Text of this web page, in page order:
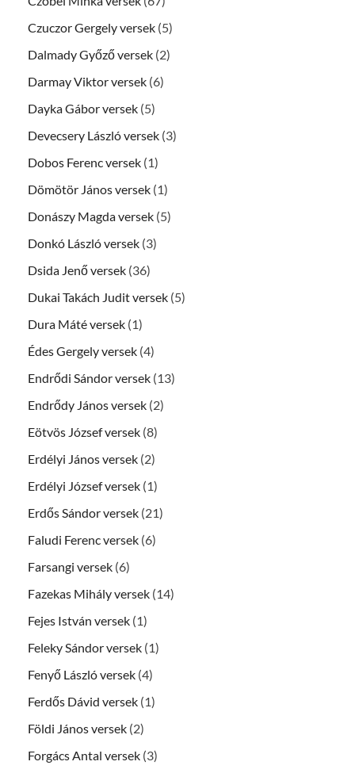
Czuczor Gergely versek (5)
Dalmady Győző versek (2)
Darmay Viktor versek (6)
Dayka Gábor versek (5)
Devecsery László versek (3)
Dobos Ferenc versek (1)
Dömötör János versek (1)
Donászy Magda versek (5)
Donkó László versek (3)
Dsida Jenő versek (36)
Dukai Takách Judit versek (5)
Dura Máté versek (1)
Édes Gergely versek (4)
Endrődi Sándor versek (13)
Endrődy János versek (2)
Eötvös József versek (8)
Erdélyi János versek (2)
Erdélyi József versek (1)
Erdős Sándor versek (21)
Faludi Ferenc versek (6)
Farsangi versek (6)
Fazekas Mihály versek (14)
Fejes István versek (1)
Feleky Sándor versek (1)
Fenyő László versek (4)
Ferdős Dávid versek (1)
Földi János versek (2)
Forgács Antal versek (3)